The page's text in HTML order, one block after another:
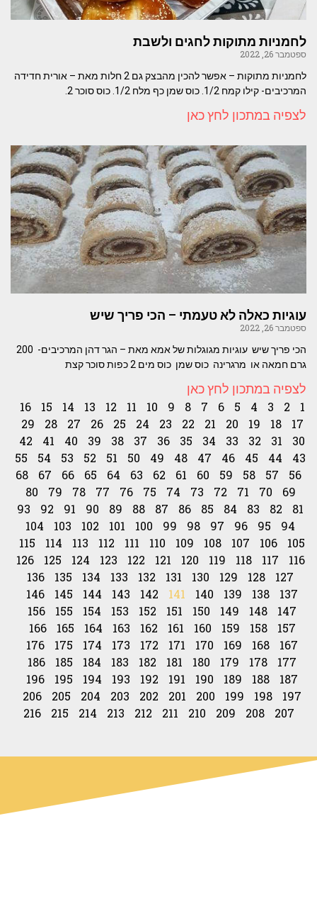
לחמניות מתוקות לחגים ולשבת
ספטמבר 26, 2022
לחמניות מתוקות – אפשר להכין מהבצק גם 2 חלות מאת – אורית חדידה
המרכיבים- קילו קמח 1/2. כוס שמן כף מלח 1/2. כוס סוכר 2.
לצפיה במתכון לחץ כאן
עוגיות כאלה לא טעמתי – הכי פריך שיש
ספטמבר 26, 2022
הכי פריך שיש עוגיות מגוגלות של אמא מאת – הגר דהן המרכיבים- 200
גרם חמאה או מרגרינה כוס שמן כוס מים 2 כפות סוכר קצת
לצפיה במתכון לחץ כאן
1
2
3
4
5
6
7
8
9
10
11
12
13
14
15
16
17
18
19
20
21
22
23
24
25
26
27
28
29
30
31
32
33
34
35
36
37
38
39
40
41
42
43
44
45
46
47
48
49
50
51
52
53
54
55
56
57
58
59
60
61
62
63
64
65
66
67
68
69
70
71
72
73
74
75
76
77
78
79
80
81
82
83
84
85
86
87
88
89
90
91
92
93
94
95
96
97
98
99
100
101
102
103
104
105
106
107
108
109
110
111
112
113
114
115
116
117
118
119
120
121
122
123
124
125
126
127
128
129
130
131
132
133
134
135
136
137
138
139
140
141
142
143
144
145
146
147
148
149
150
151
152
153
154
155
156
157
158
159
160
161
162
163
164
165
166
167
168
169
170
171
172
173
174
175
176
177
178
179
180
181
182
183
184
185
186
187
188
189
190
191
192
193
194
195
196
197
198
199
200
201
202
203
204
205
206
207
208
209
210
211
212
213
214
215
216